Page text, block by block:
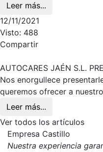
Leer más...
12/11/2021
Visto: 488
Compartir
AUTOCARES JAÉN S.L.
Nos enorgullece
queremos ofrecer a
Leer más...
Ver todos los artículos
Empresa Castillo
Nuestra experiencia